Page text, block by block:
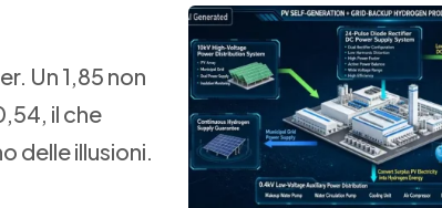
Un 1,85 non
il che
delle illusioni.